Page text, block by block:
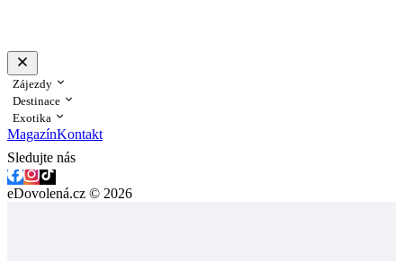
Zájezdy
Destinace
Exotika
MagazínKontakt
Sledujte nás
eDovolená.cz © 2026